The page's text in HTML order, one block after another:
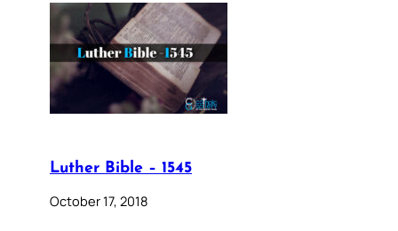
Luther Bible – 1545
October 17, 2018